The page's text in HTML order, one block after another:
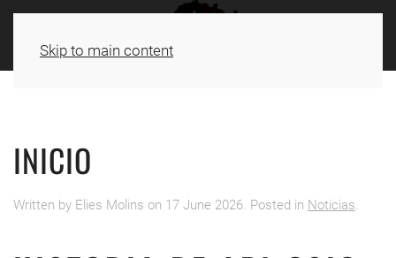
Skip to main content
INICIO
Written by Elies Molins on 17 June 2026. Posted in Noticias.